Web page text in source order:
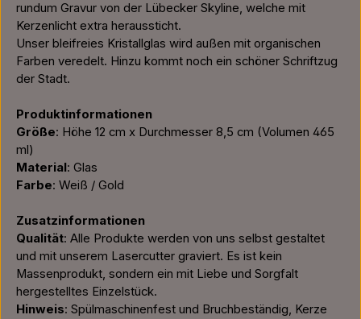
rundum Gravur von der Lübecker Skyline, welche mit
Kerzenlicht extra heraussticht.
Unser bleifreies Kristallglas wird außen mit organischen
Farben veredelt. Hinzu kommt noch ein schöner Schriftzug
der Stadt.
Produktinformationen
Größe: Höhe 12 cm x Durchmesser 8,5 cm (Volumen 465
ml)
Material: Glas
Farbe: Weiß / Gold
Zusatzinformationen
Qualität: Alle Produkte werden von uns selbst gestaltet
und mit unserem Lasercutter graviert. Es ist kein
Massenprodukt, sondern ein mit Liebe und Sorgfalt
hergestelltes Einzelstück.
Hinweis: Spülmaschinenfest und Bruchbeständig, Kerze